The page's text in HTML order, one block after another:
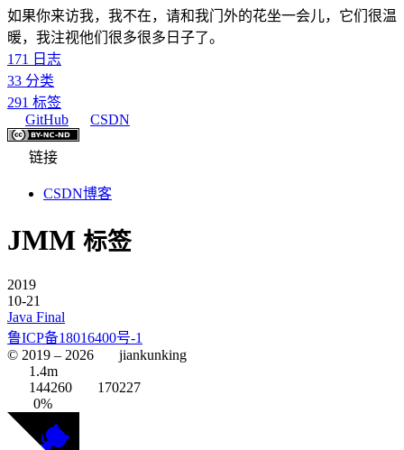
如果你来访我，我不在，请和我门外的花坐一会儿，它们很温
暖，我注视他们很多很多日子了。
171
日志
33 分类
291 标签
GitHub
CSDN
链接
CSDN博客
JMM 标签
2019
10-21
Java Final
鲁ICP备18016400号-1
© 2019 – 2026
jiankunking
1.4m
144260
170227
0%